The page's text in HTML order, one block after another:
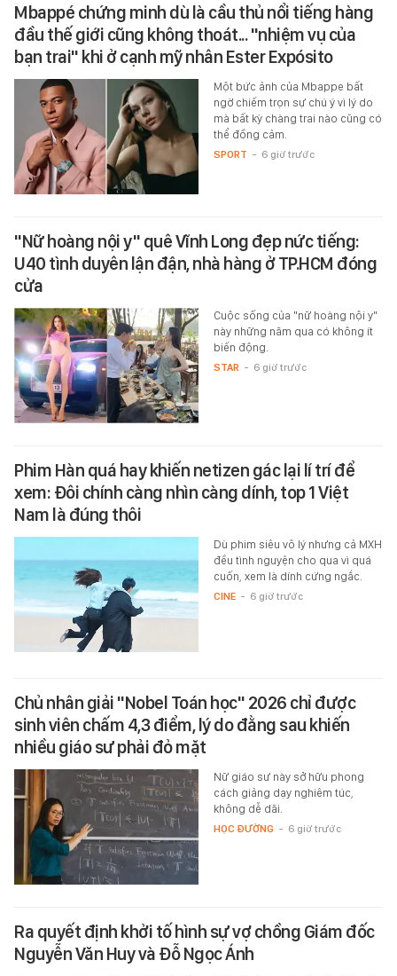
Mbappé chứng minh dù là cầu thủ nổi tiếng hàng
đầu thế giới cũng không thoát... "nhiệm vụ của
bạn trai" khi ở cạnh mỹ nhân Ester Expósito
Một bức ảnh của Mbappe bất
ngờ chiếm trọn sự chú ý vì lý do
mà bất kỳ chàng trai nào cũng có
thể đồng cảm.
SPORT - 6 giờ trước
"Nữ hoàng nội y" quê Vĩnh Long đẹp nức tiếng:
U40 tình duyên lận đận, nhà hàng ở TP.HCM đóng
cửa
Cuộc sống của "nữ hoàng nội y"
này những năm qua có không ít
biến động.
STAR - 6 giờ trước
Phim Hàn quá hay khiến netizen gác lại lí trí để
xem: Đôi chính càng nhìn càng dính, top 1 Việt
Nam là đúng thôi
Dù phim siêu vô lý nhưng cả MXH
đều tình nguyện cho qua vì quá
cuốn, xem là dính cứng ngắc.
CINE - 6 giờ trước
Chủ nhân giải "Nobel Toán học" 2026 chỉ được
sinh viên chấm 4,3 điểm, lý do đằng sau khiến
nhiều giáo sư phải đỏ mặt
Nữ giáo sư này sở hữu phong
cách giảng dạy nghiêm túc,
không dễ dãi.
HỌC ĐƯỜNG - 6 giờ trước
Ra quyết định khởi tố hình sự vợ chồng Giám đốc
Nguyễn Văn Huy và Đỗ Ngọc Ánh